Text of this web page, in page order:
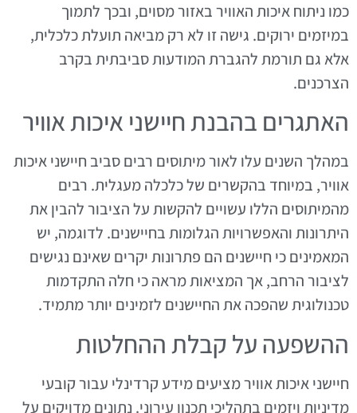
כמו ניתוח איכות האוויר באזור מסוים, ובכך לתמוך
במיזמים ירוקים. גישה זו לא רק מביאה תועלת כלכלית,
אלא גם תורמת להגברת המודעות סביבתית בקרב
הצרכנים.
האתגרים בהבנת חיישני איכות אוויר
במהלך השנים עלו לאור מיתוסים רבים סביב חיישני איכות
אוויר, במיוחד בהקשרים של כלכלה מעגלית. רבים
מהמיתוסים הללו עשויים להקשות על הציבור להבין את
היתרונות והאפשרויות הגלומות בחיישנים. לדוגמה, יש
המאמינים כי חיישנים הם פתרונות יקרים שאינם נגישים
לציבור הרחב, אך המציאות מראה כי חלה התקדמות
טכנולוגית שהפכה את החיישנים לזמינים יותר מתמיד.
ההשפעה על קבלת ההחלטות
חיישני איכות אוויר מציעים מידע קרדינלי עבור קובעי
מדיניות ויזמים בתהליכי תכנון עירוני. נתונים מדויקים על